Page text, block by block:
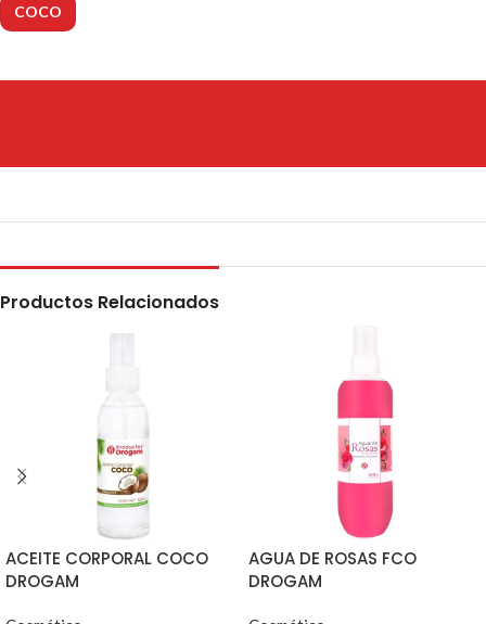
COCO
Productos Relacionados
ACEITE CORPORAL COCO
DROGAM
AGUA DE ROSAS FCO
DROGAM